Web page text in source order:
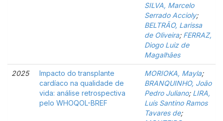
SILVA, Marcelo
Serrado Accioly;
BELTRÃO, Larissa
de Oliveira; FERRAZ,
Diogo Luiz de
Magalhães
2025
Impacto do transplante
cardíaco na qualidade de
vida: análise retrospectiva
pelo WHOQOL-BREF
MORIOKA, Mayla;
BRANQUINHO, João
Pedro Juliano; LIRA,
Luís Santino Ramos
Tavares de;